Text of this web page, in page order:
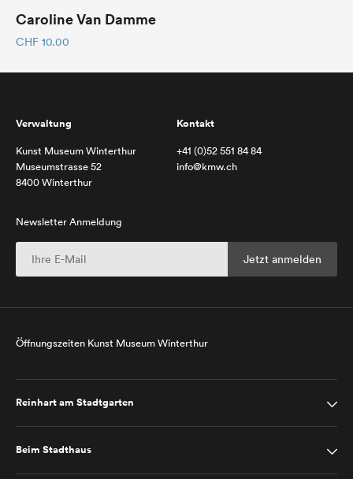
Caroline Van Damme
CHF 10.00
Verwaltung
Kunst Museum Winterthur
Museumstrasse 52
8400 Winterthur
Kontakt
+41 (0)52 551 84 84
info@kmw.ch
Newsletter Anmeldung
Öffnungszeiten Kunst Museum Winterthur
Reinhart am Stadtgarten
Beim Stadthaus